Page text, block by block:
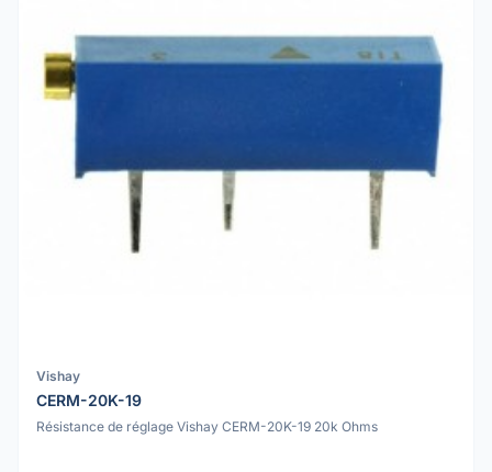
Vishay
CERM-20K-19
Résistance de réglage Vishay CERM-20K-19 20k Ohms